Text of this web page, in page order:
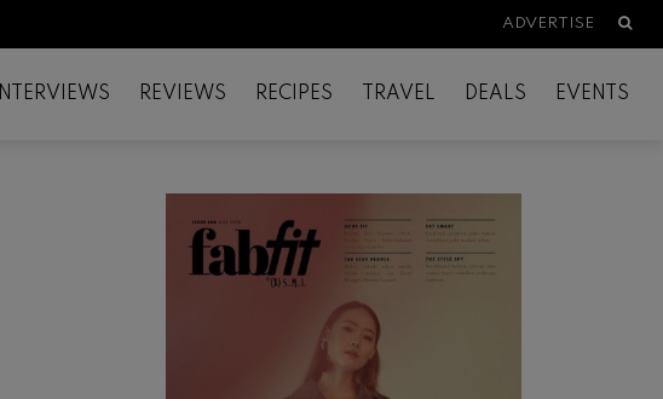
ADVERTISE
INTERVIEWS REVIEWS RECIPES TRAVEL DEALS EVENTS